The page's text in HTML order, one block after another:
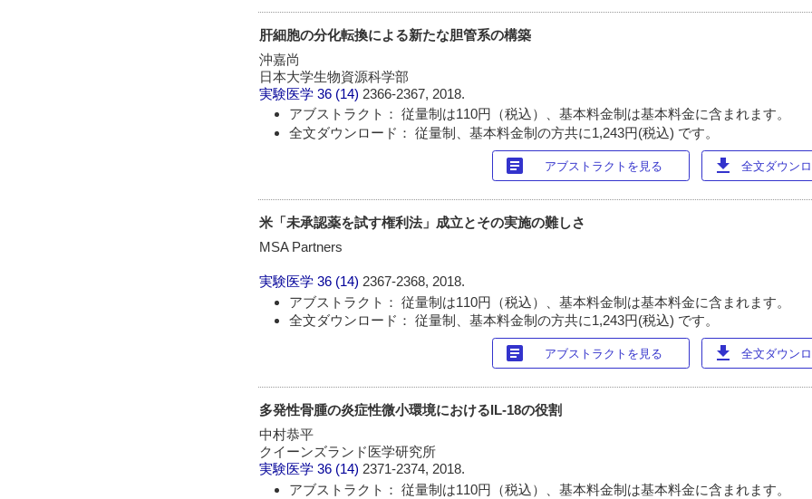
肝細胞の分化転換による新たな胆管系の構築
沖嘉尚
日本大学生物資源科学部
実験医学 36 (14) 2366-2367, 2018.
アブストラクト： 従量制は110円（税込）、基本料金制は基本料金に含まれます。
全文ダウンロード： 従量制、基本料金制の方共に1,243円(税込) です。
article アブストラクトを見る download 全文ダウン
米「未承認薬を試す権利法」成立とその実施の難しさ
MSA Partners
実験医学 36 (14) 2367-2368, 2018.
アブストラクト： 従量制は110円（税込）、基本料金制は基本料金に含まれます。
全文ダウンロード： 従量制、基本料金制の方共に1,243円(税込) です。
article アブストラクトを見る download 全文ダウン
多発性骨腫の炎症性微小環境におけるIL-18の役割
中村恭平
クイーンズランド医学研究所
実験医学 36 (14) 2371-2374, 2018.
アブストラクト： 従量制は110円（税込）、基本料金制は基本料金に含まれます。